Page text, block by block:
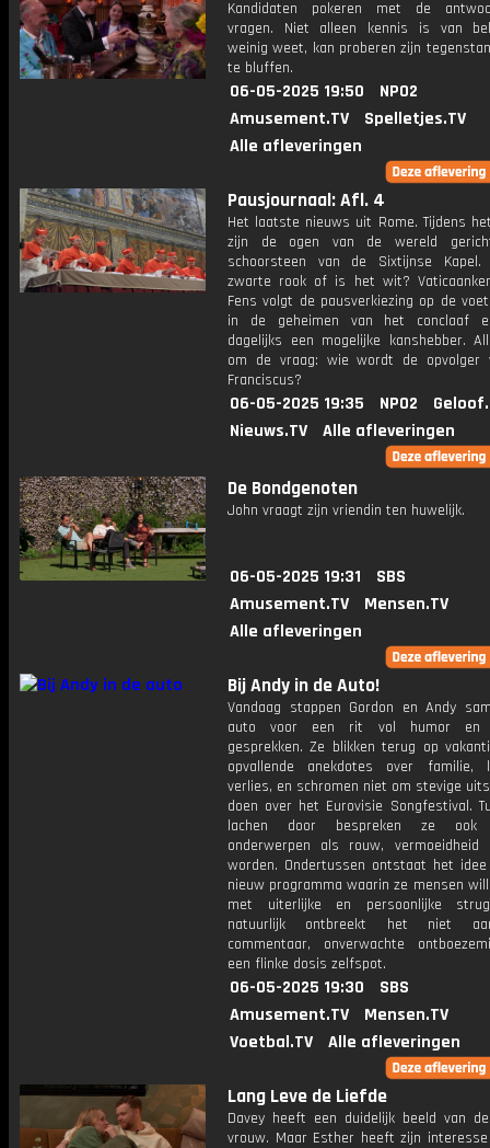
Kandidaten pokeren met de
vragen. Niet alleen kennis is van
weinig weet, kan proberen zijn
te bluffen.
06-05-2025 19:50
NPO2
Amusement.TV
Spelletjes.TV
Alle afleveringen
Pausjournaal: Afl. 4
Het laatste nieuws uit Rome. Tijdens
zijn de ogen van de wereld
schoorsteen van de Sixtijnse
zwarte rook of is het wit?
Fens volgt de pausverkiezing op de
in de geheimen van het conclaaf
dagelijks een mogelijke kanshebber.
om de vraag: wie wordt de opvolger
Franciscus?
06-05-2025 19:35 NPO2
Nieuws.TV
Alle afleveringen
De Bondgenoten
John vraagt zijn vriendin ten huwelijk.
06-05-2025 19:31
SBS
Amusement.TV
Mensen.TV
Alle afleveringen
Bij Andy in de Auto!
Vandaag stappen Gordon en Andy
auto voor een rit vol humor en
gesprekken. Ze blikken terug op
opvallende anekdotes over familie,
verlies, en schromen niet om stevige
doen over het Eurovisie Songfestival.
lachen door bespreken ze ook
onderwerpen als rouw, vermoeidheid
worden. Ondertussen ontstaat het
nieuw programma waarin ze mensen
met uiterlijke en persoonlijke
natuurlijk ontbreekt het niet
commentaar, onverwachte
een flinke dosis zelfspot.
06-05-2025 19:30
SBS
Amusement.TV
Mensen.TV
Voetbal.TV
Alle afleveringen
Lang Leve de Liefde
Davey heeft een duidelijk beeld van
vrouw. Maar Esther heeft zijn